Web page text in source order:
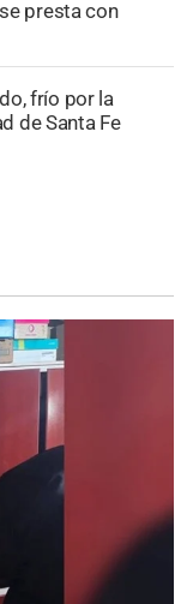
presta con
frío por la
de Santa Fe